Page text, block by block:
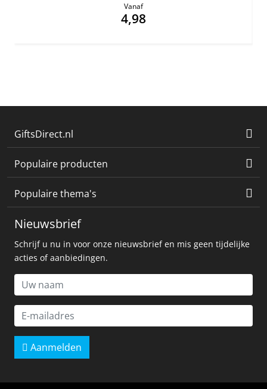
Vanaf
4,98
GiftsDirect.nl
Populaire producten
Populaire thema's
Nieuwsbrief
Schrijf u nu in voor onze nieuwsbrief en mis geen tijdelijke
acties of aanbiedingen.
Aanmelden